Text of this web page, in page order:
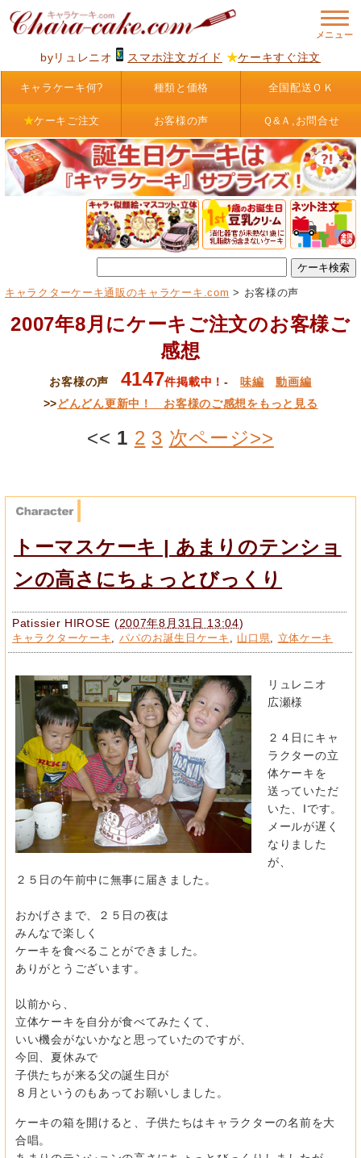
byリュレニオ スマホ注文ガイド ★ケーキすぐ注文
キャラケーキ何? 種類と価格 全国配送ＯＫ
★ケーキご注文 お客様の声 Ｑ&Ａ,お問合せ
キャラクターケーキ通販のキャラケーキ.com > お客様の声
2007年8月にケーキご注文のお客様ご
感想
お客様の声 4147件掲載中！ - 味編
動画編
>>どんどん更新中！ お客様のご感想をもっと見る
<< 1 2 3 次ページ>>
トーマスケーキ | あまりのテンショ
ンの高さにちょっとびっくり
Patissier HIROSE (2007年8月31日 13:04)
キャラクターケーキ パパのお誕生日ケーキ 山口県 立体ケーキ
リュレニオ
広瀬様
２４日にキャ
ラクターの立
体ケーキを
送っていただ
いた、Iです。
メールが遅く
なりました
が、
２５日の午前中に無事に届きました。
おかげさまで、２５日の夜は
みんなで楽しく
ケーキを食べることができました。
ありがとうございます。
以前から、
立体ケーキを自分が食べてみたくて、
いい機会がないかなと思っていたのですが、
今回、夏休みで
子供たちが来る父の誕生日が
８月というのもあってお願いしました。
ケーキの箱を開けると、子供たちはキャラクターの名前を大
合唱。